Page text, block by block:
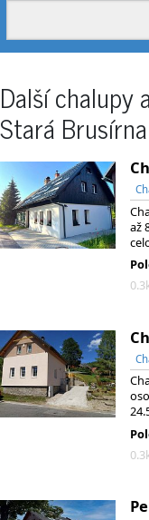
Další chalupy
Stará
až